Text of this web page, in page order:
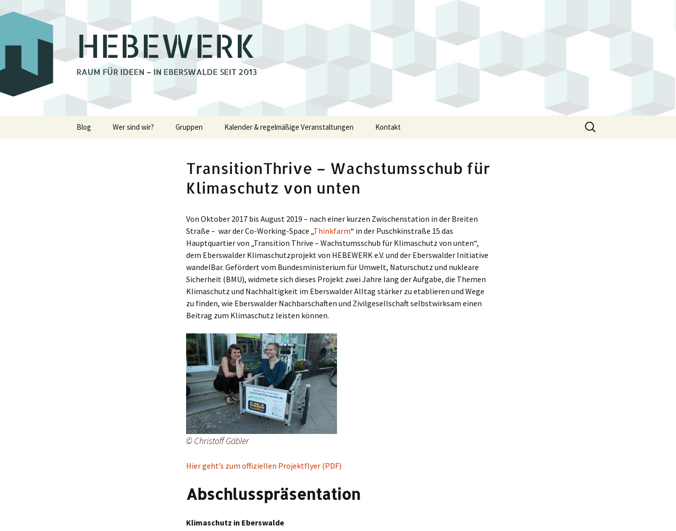
HEBEWERK
RAUM FÜR IDEEN – IN EBERSWALDE SEIT 2013
Inhalt
Blog Wer sind wir? Gruppen
Fotoclub Eberswalde
Holzwerkstatt
Lastenrad Eberswalde
Makerspace
Nähstübchen
Repair Café
Die Strick- und
Häkelmädels
(Mittwochsgruppe)
Strickmädels
(Donnerstags 10 uhr
Gruppe)
Stricken für jung und alt
(Donnerstags 14 uhr
Gruppe)
Tabletop
Werbellinseegnitzen
Kalender & regelmäßige Veranstaltungen Kontakt
Suchen
nach:
TransitionThrive – Wachstumsschub für
Klimaschutz von unten
Von Oktober 2017 bis August 2019 – nach einer kurzen Zwischenstation in der Breiten
Straße – war der Co-Working-Space „Thinkfarm“ in der Puschkinstraße 15 das
Hauptquartier von „Transition Thrive – Wachstumsschub für Klimaschutz von unten“,
dem Eberswalder Klimaschutzprojekt von HEBEWERK e.V. und der Eberswalder Initiative
wandelBar. Gefördert vom Bundesministerium für Umwelt, Naturschutz und nukleare
Sicherheit (BMU), widmete sich dieses Projekt zwei Jahre lang der Aufgabe, die Themen
Klimaschutz und Nachhaltigkeit im Eberswalder Alltag stärker zu etablieren und Wege
zu finden, wie Eberswalder Nachbarschaften und Zivilgesellschaft selbstwirksam einen
Beitrag zum Klimaschutz leisten können.
© Christoff Gäbler
Hier geht’s zum offiziellen Projektflyer (PDF)
Abschlusspräsentation
Klimaschutz in Eberswalde